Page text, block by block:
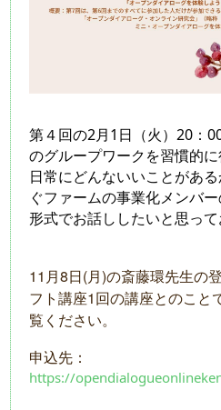
第４回の2月1日（火）20：
のグループワークを習慣的
日常にどんないいことがあ
ぐファームの事業化メンバ
形式でお話ししたいと思って
11月8日(月)の斎藤環先生の
フト講座1回の講座とのこと
覧ください。
申込先：
https://